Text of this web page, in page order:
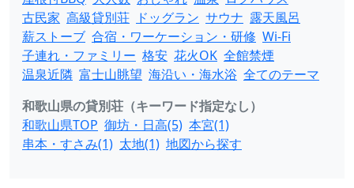
古民家 高級貸別荘 ドッグラン サウナ 露天風呂
薪ストーブ 合宿・ワーケーション・研修 Wi-Fi
子連れ・ファミリー 格安 花火OK 全館禁煙
温泉近隣 富士山眺望 海沿い・海水浴 全てのテーマ
和歌山県の貸別荘（キーワード指定なし）
和歌山県TOP 御坊・日高(5) 本宮(1)
串本・すさみ(1) 太地(1) 地図から探す